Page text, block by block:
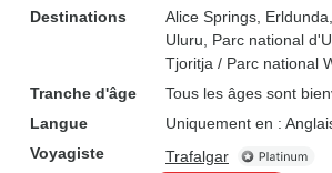
Destinations
Alice Springs , Erldunda
Uluru , Parc national
Tjoritja / Parc national
Tranche d'âge
Tous les âges sont
Langue
Uniquement en :
Voyagiste
Trafalgar